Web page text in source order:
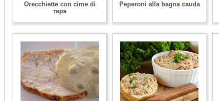
Orecchiette con cime di
rapa
Peperoni alla bagna cauda